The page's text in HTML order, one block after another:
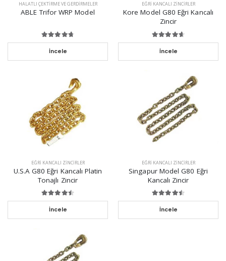
HALATLI ÇEKTIRME VE GERDIRMELER
ABLE Trifor WRP Model
İncele
EĞRI KANCALI ZINCIRLER
Kore Model G80 Eğri Kancalı
Zincir
İncele
EĞRI KANCALI ZINCIRLER
U.S.A G80 Eğri Kancalı Platin
Tonajlı Zincir
İncele
EĞRI KANCALI ZINCIRLER
Singapur Model G80 Eğri
Kancalı Zincir
İncele